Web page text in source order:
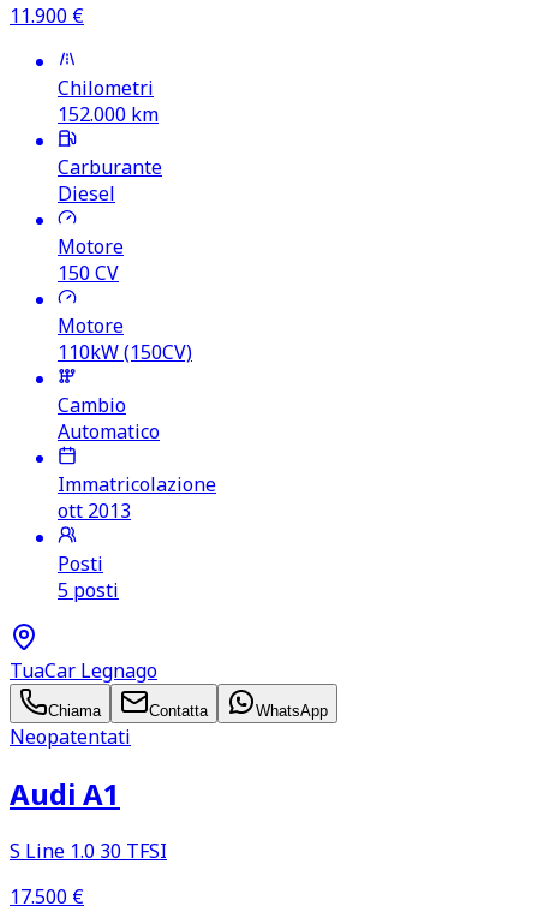
11.900 €
Chilometri
152.000 km
Carburante
Diesel
Motore
150CV
Motore
110kW (150CV)
Cambio
Automatico
Immatricolazione
ott 2013
Posti
5 posti
TuaCar Legnago
Chiama Contatta WhatsApp
Neopatentati
Audi A1
S Line 1.0 30 TFSI
17.500 €